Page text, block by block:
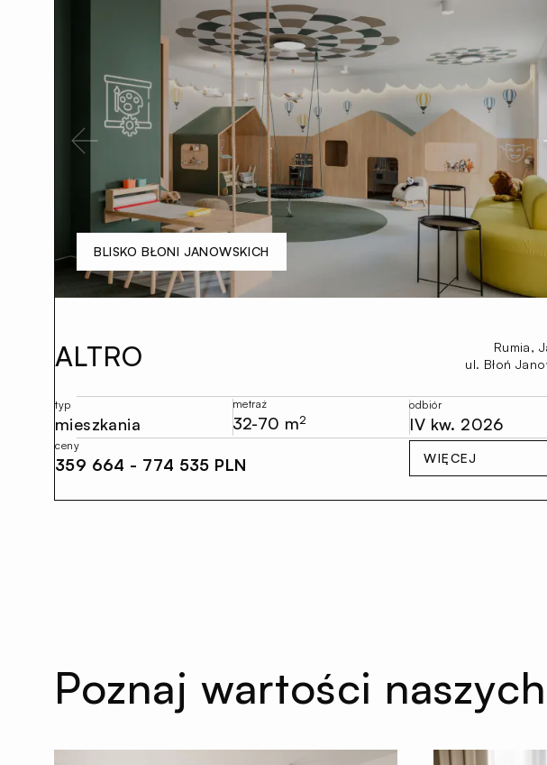
BLISKO BŁONI JANOWSKICH
ALTRO
Rumia,
ul. Błoń
typ
mieszkania
metraż
32-70 m2
odbiór
IV kw. 2026
ceny
359 664 - 774 535 PLN WIĘCEJ
Poznaj wartości